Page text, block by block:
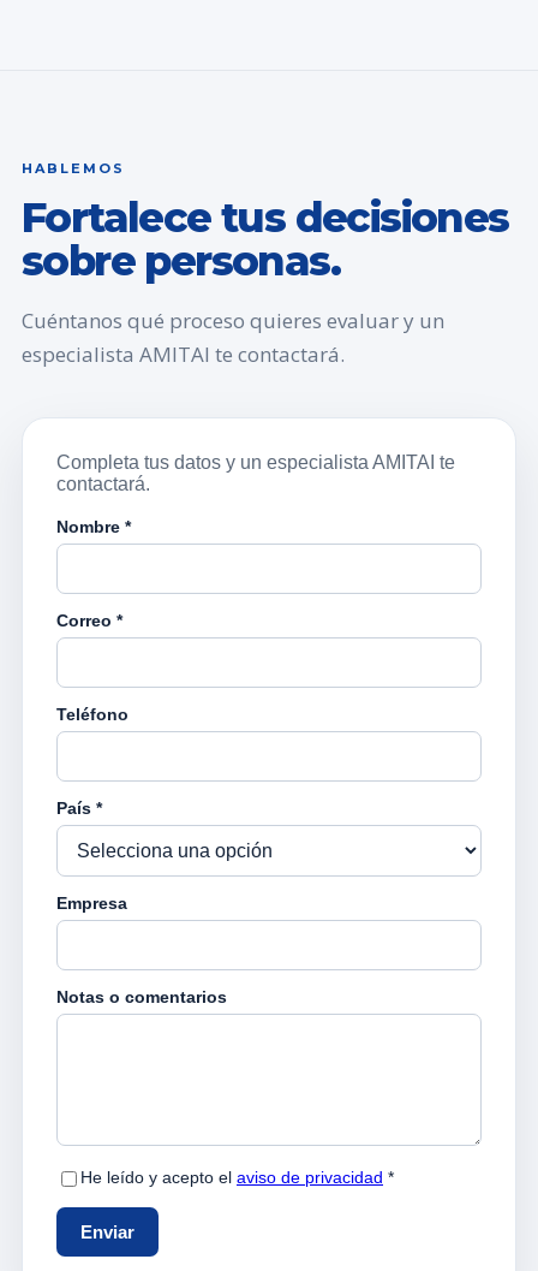
HABLEMOS
Fortalece tus decisiones
sobre personas.
Cuéntanos qué proceso quieres evaluar y un
especialista AMITAI te contactará.